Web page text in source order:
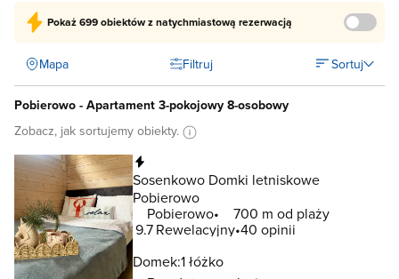
Pokaż699 obiektówz natychmiastową rezerwacją
Mapa Filtruj Sortuj
Pobierowo - Apartament 3-pokojowy 8-osobowy
Zobacz, jak sortujemy obiekty.
Sosenkowo Domki letniskowe
Pobierowo
Pobierowo
700 m od plaży
9.7Rewelacyjny 40 opinii
Domek:1 łóżko